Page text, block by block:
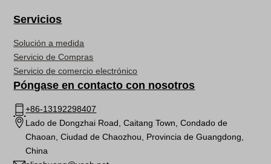
Servicios
Solución a medida
Servicio de Compras
Servicio de comercio electrónico
Póngase en contacto con nosotros
+86-13192298407
Lado de Dongzhai Road, Caitang Town, Condado de
Chaoan, Ciudad de Chaozhou, Provincia de Guangdong,
China